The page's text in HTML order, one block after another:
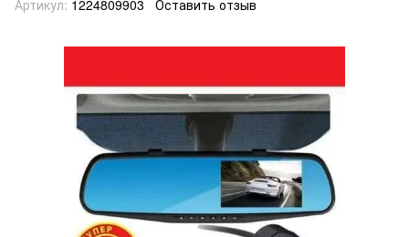
Артикул: 1224809903 Оставить отзыв